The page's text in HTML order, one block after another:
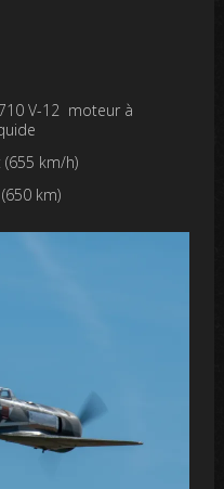
V-12 moteur à
km/h)
km)